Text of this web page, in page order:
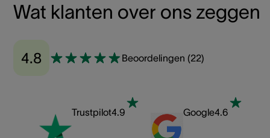
Wat klanten over ons zeggen
4.8 Beoordelingen (22)
Trustpilot4.9 Google4.6